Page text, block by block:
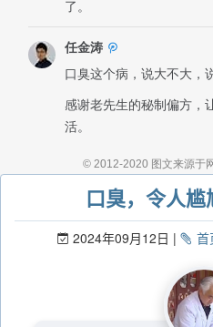
口臭，令人
2024年09月12日 首